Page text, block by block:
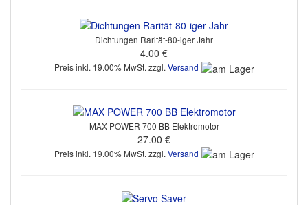
Dichtungen Rarität-80-iger Jahr
4.00 €
Preis inkl. 19.00% MwSt. zzgl. Versand
MAX POWER 700 BB Elektromotor
27.00 €
Preis inkl. 19.00% MwSt. zzgl. Versand